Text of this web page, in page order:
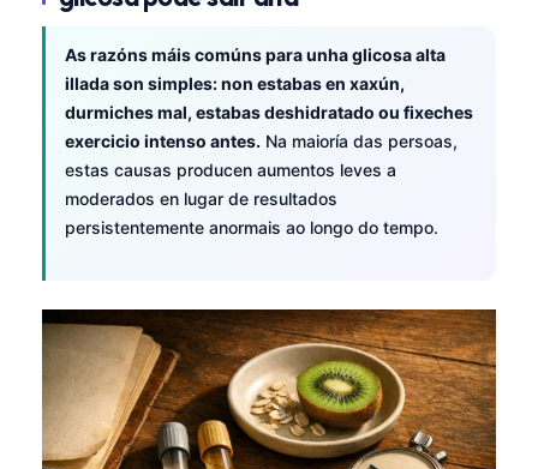
As razóns máis comúns para unha glicosa alta
illada son simples: non estabas en xaxún,
durmiches mal, estabas deshidratado ou fixeches
exercicio intenso antes. Na maioría das persoas,
estas causas producen aumentos leves a
moderados en lugar de resultados
persistentemente anormais ao longo do tempo.